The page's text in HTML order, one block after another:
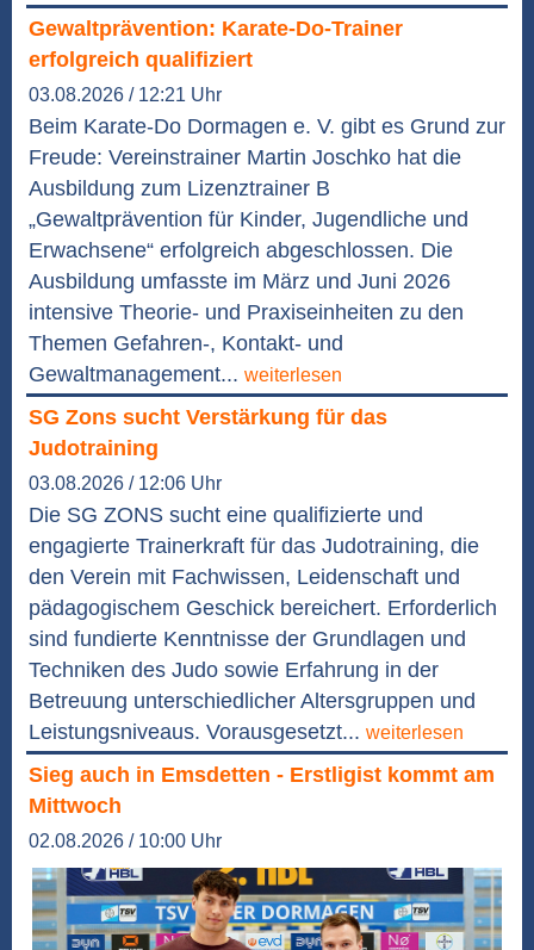
Gewaltprävention: Karate-Do-Trainer
erfolgreich qualifiziert
03.08.2026 / 12:21 Uhr
Beim Karate-Do Dormagen e. V. gibt es Grund zur
Freude: Vereinstrainer Martin Joschko hat die
Ausbildung zum Lizenztrainer B
„Gewaltprävention für Kinder, Jugendliche und
Erwachsene“ erfolgreich abgeschlossen. Die
Ausbildung umfasste im März und Juni 2026
intensive Theorie- und Praxiseinheiten zu den
Themen Gefahren-, Kontakt- und
Gewaltmanagement... weiterlesen
SG Zons sucht Verstärkung für das
Judotraining
03.08.2026 / 12:06 Uhr
Die SG ZONS sucht eine qualifizierte und
engagierte Trainerkraft für das Judotraining, die
den Verein mit Fachwissen, Leidenschaft und
pädagogischem Geschick bereichert. Erforderlich
sind fundierte Kenntnisse der Grundlagen und
Techniken des Judo sowie Erfahrung in der
Betreuung unterschiedlicher Altersgruppen und
Leistungsniveaus. Vorausgesetzt... weiterlesen
Sieg auch in Emsdetten - Erstligist kommt am
Mittwoch
02.08.2026 / 10:00 Uhr